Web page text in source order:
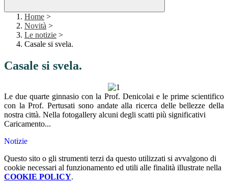
Home >
Novità >
Le notizie >
Casale si svela.
Casale si svela.
Le due quarte ginnasio con la Prof. Denicolai e le prime scientifico
con la Prof. Pertusati sono andate alla ricerca delle bellezze della
nostra città. Nella fotogallery alcuni degli scatti più significativi
Caricamento...
Notizie
Questo sito o gli strumenti terzi da questo utilizzati si avvalgono di
cookie necessari al funzionamento ed utili alle finalità illustrate nella
COOKIE POLICY.